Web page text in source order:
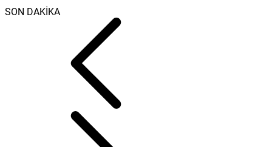
SON DAKİKA